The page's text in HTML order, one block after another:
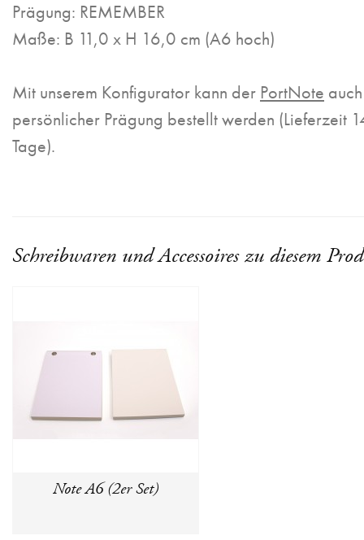
Prägung: REMEMBER
Maße: B 11,0 x H 16,0 cm (A6 hoch)
Mit unserem Konfigurator kann der PortNote
persönlicher Prägung bestellt werden (Lieferzeit
Tage).
Schreibwaren und Accessoires zu diesem
Note A6 (2er Set)